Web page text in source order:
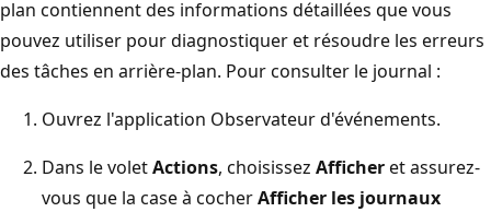
plan contiennent des informations détaillées que vous
pouvez utiliser pour diagnostiquer et résoudre les erreurs
des tâches en arrière-plan. Pour consulter le journal :
Ouvrez l'application Observateur d'événements.
Dans le voletActions, choisissez Afficheret assurez-
vous que la case à cocherAfficher les journaux